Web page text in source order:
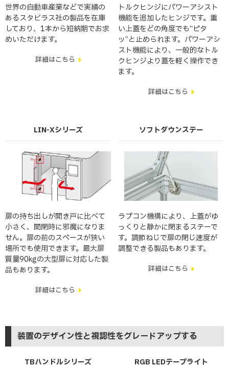
世界の自動車産業などで実績の
あるスタビラス社の製品を在庫
しており、1本から短納期でお求
めいただけます。
詳細はこちら
トルクヒンジにパワーアシスト
機能を追加したヒンジです。重
い上蓋をどの角度でも“ピタ
ッ”と止められます。パワーアシ
スト機能により、一般的なトル
クヒンジより蓋を軽く操作でき
ます。
詳細はこちら
LIN-Xシリーズ
扉の持ち出しが開き戸に比べて
小さく、開閉時に邪魔になりま
せん。扉の前のスペースが狭い
場所でも使用できます。最大扉
質量90kgの大型扉に対応した製
品もあります。
詳細はこちら
ソフトダウンステー
ラプコン機構により、上蓋がゆ
っくりと静かに閉まるステーで
す。調節ねじで扉の閉じ速度が
調整できる製品もあります。
詳細はこちら
装置のデザイン性と視認性をグレードアップする
TBハンドルシリーズ RGB LEDテープライト